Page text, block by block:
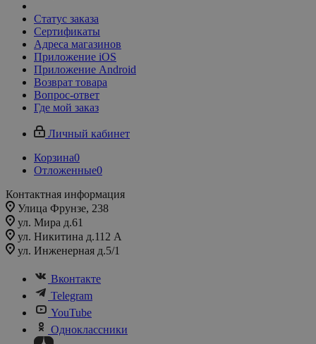
Статус заказа
Сертификаты
Адреса магазинов
Приложение iOS
Приложение Android
Возврат товара
Вопрос-ответ
Где мой заказ
Личный кабинет
Корзина0
Отложенные0
Контактная информация
Улица Фрунзе, 238​
ул. Мира д.61
ул. Никитина д.112 А
ул. Инженерная д.5/1
Вконтакте
Telegram
YouTube
Одноклассники